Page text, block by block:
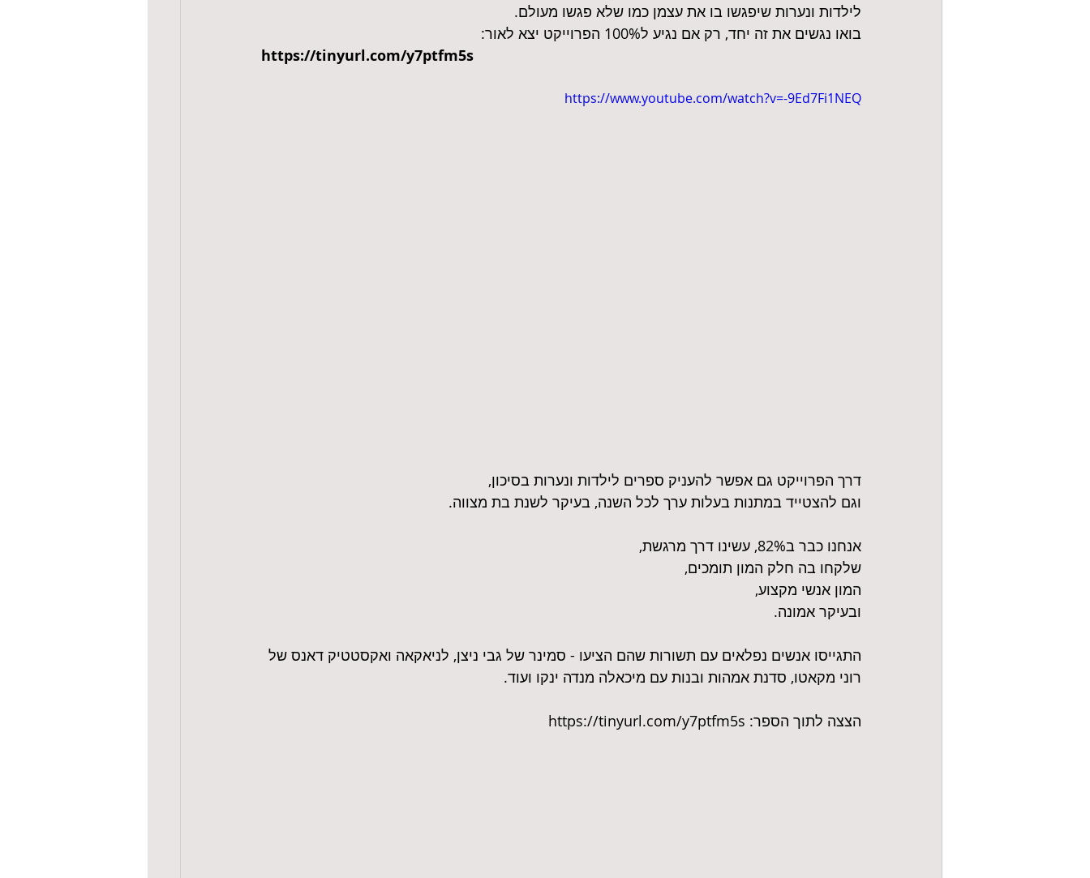
לילדות ונערות שיפגשו בו את עצמן כמו שלא פגשו מעולם.
בואו נגשים את זה יחד, רק אם נגיע ל100% הפרוייקט יצא לאור:
https://tinyurl.com/y7ptfm5s
https://www.youtube.com/watch?v=-9Ed7Fi1NEQ
דרך הפרוייקט גם אפשר להעניק ספרים לילדות ונערות בסיכון,
וגם להצטייד במתנות בעלות ערך לכל השנה, בעיקר לשנת בת מצווה.
אנחנו כבר ב82%, עשינו דרך מרגשת,
שלקחו בה חלק המון תומכים,
המון אנשי מקצוע,
ובעיקר אמונה.
התגייסו אנשים נפלאים עם תשורות שהם הציעו - סמינר של גבי ניצן, לניאקאה ואקסטטיק דאנס של
רוני מקאטו, סדנת אמהות ובנות עם מיכאלה מנדה ינקו ועוד.
הצצה לתוך הספר: https://tinyurl.com/y7ptfm5s